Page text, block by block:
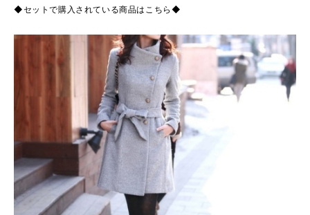
◆セットで購入されている商品はこちら◆